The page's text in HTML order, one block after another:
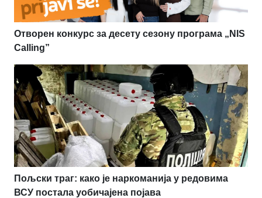
Отворен конкурс за десету сезону програма „NIS
Calling”
Пољски траг: како је наркоманија у редовима
ВСУ постала уобичајена појава